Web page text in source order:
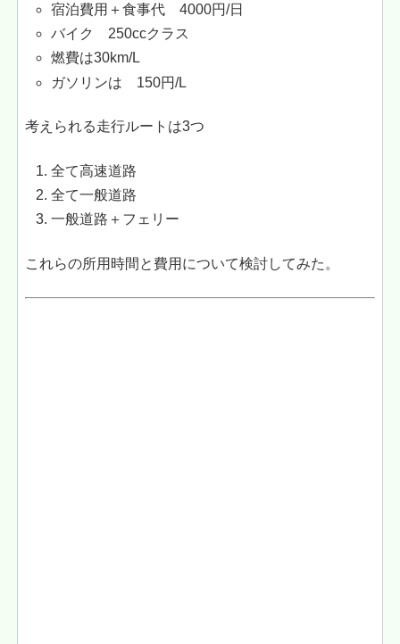
宿泊費用＋食事代 4000円/日
バイク 250ccクラス
燃費は30km/L
ガソリンは 150円/L
考えられる走行ルートは3つ
全て高速道路
全て一般道路
一般道路＋フェリー
これらの所用時間と費用について検討してみた。